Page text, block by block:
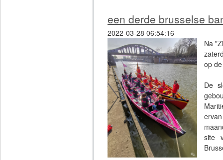
een derde brusselse
2022-03-28 06:54:16
Na
op
De
site